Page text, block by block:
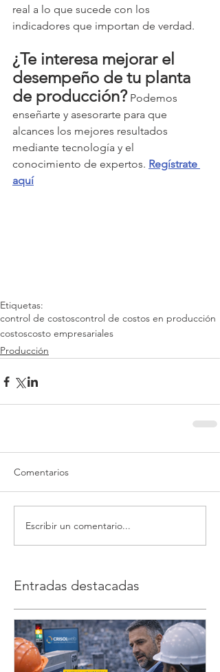
real a lo que sucede con los
indicadores que importan de verdad.
¿Te interesa mejorar el
desempeño de tu planta
de producción? Podemos
enseñarte y asesorarte para que
alcances los mejores resultados
mediante tecnología y el
conocimiento de expertos. Regístrate
aquí
Etiquetas:
control de costoscontrol de costos en producción
costoscosto empresariales
Producción
Comentarios
Escribir un comentario...
Entradas destacadas